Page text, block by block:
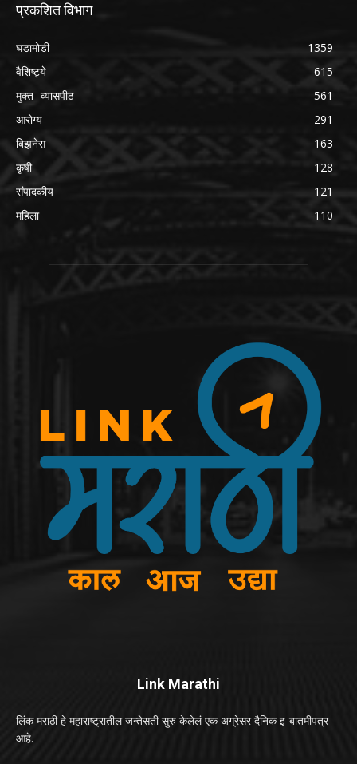
प्रकशित विभाग
घडामोडी
1359
वैशिष्ट्ये
615
मुक्त- व्यासपीठ
561
आरोग्य
291
बिझनेस
163
कृषी
128
संपादकीय
121
महिला
110
Link Marathi
लिंक मराठी हे महाराष्ट्रातील जन्तेसती सुरु केलेलं एक अग्रेसर दैनिक इ-बातमीपत्र
आहे.